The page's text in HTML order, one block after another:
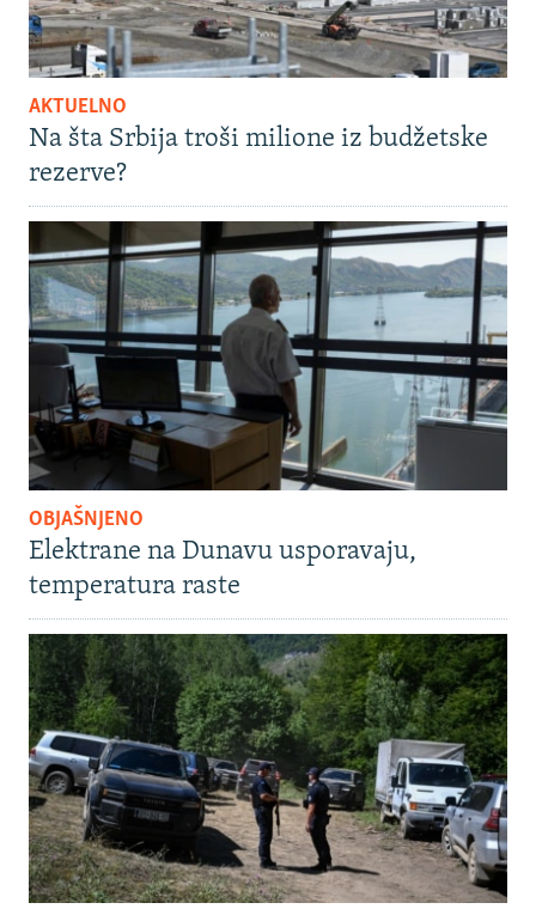
AKTUELNO
Na šta Srbija troši milione iz budžetske
rezerve?
OBJAŠNJENO
Elektrane na Dunavu usporavaju,
temperatura raste